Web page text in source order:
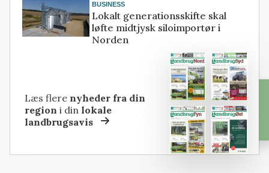
BUSINESS
Lokalt generationsskifte skal
løfte midtjysk siloimportør i
Norden
Læs flere nyheder fra din
region i dinlokale
landbrugsavis